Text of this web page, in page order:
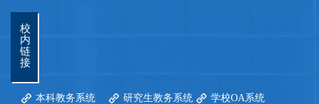
校
内
链
接
本科教务系统 研究生教务系统 学校OA系统